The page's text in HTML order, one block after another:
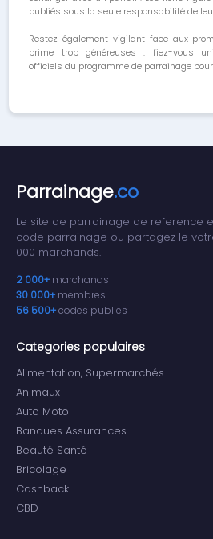
publiés sous la seule responsabilité de
Restez également vigilant face aux
prime trop généreuses : fiez-vous
officiels du programme de parrainage
Parrainage.co
Le site de parrainage de reference
code parrainage ou partagez le
000 marchands.
2 000+ marchands
30 000+ membres
56 500+codes publies
Categories populaires
Alimentation, Supermarchés
Animaux
Auto Moto
Banques Assurances
Beauté Santé
Bricolage
Cashback
CBD